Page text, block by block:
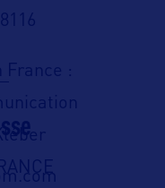
France :